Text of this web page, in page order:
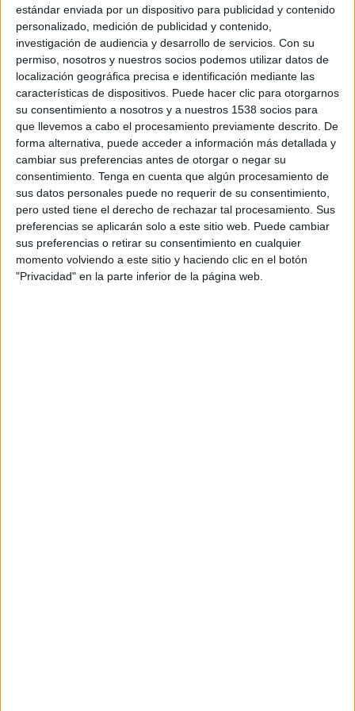
estándar enviada por un dispositivo para publicidad y contenido
personalizado, medición de publicidad y contenido,
investigación de audiencia y desarrollo de servicios. Con su
permiso, nosotros y nuestros socios podemos utilizar datos de
localización geográfica precisa e identificación mediante las
características de dispositivos. Puede hacer clic para otorgarnos
su consentimiento a nosotros y a nuestros 1538 socios para
que llevemos a cabo el procesamiento previamente descrito. De
forma alternativa, puede acceder a información más detallada y
cambiar sus preferencias antes de otorgar o negar su
consentimiento. Tenga en cuenta que algún procesamiento de
sus datos personales puede no requerir de su consentimiento,
pero usted tiene el derecho de rechazar tal procesamiento. Sus
preferencias se aplicarán solo a este sitio web. Puede cambiar
sus preferencias o retirar su consentimiento en cualquier
momento volviendo a este sitio y haciendo clic en el botón
"Privacidad" en la parte inferior de la página web.
Tres de los diez concursos con mayor
presupuesto convocados en 2023 fueron para
invertir en medios de comunicación, tres fueron
de publicidad directa, dos digitales y dos de
publicidad general.
El concurso con mayor presupuesto destinado no
fue para una campaña concreta, sino para
seleccionar las empresas que gestionen la compra
de medios de campañas de la Administración
Central. Este llegó a los 440 millones de euros de
presupuesto, seguido de los 126 millones del
segundo concurso con mayor presupuesto,
‘Sistema Dinámico de Adquisición para el
suministro de software y los servicios asociados
que le acompañan para las entidades que